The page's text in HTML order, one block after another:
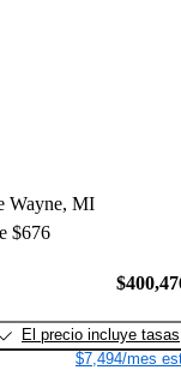
Wayne, MI
$676
El precio incluye tasas
$7,494/mes